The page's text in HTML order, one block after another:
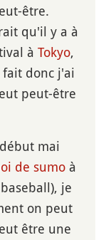
être.
qu'il y a à
à Tokyo,
fait donc j'ai
peut-être
mai
de sumo à
je
on peut
être une